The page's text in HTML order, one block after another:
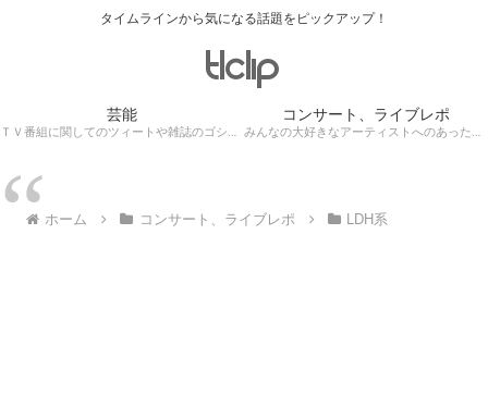
タイムラインから気になる話題をピックアップ！
芸能
ＴＶ番組に関してのツィートや雑誌のゴシップ記事、芸能人目撃情報・ロケ現場遭遇・・・
コンサート、ライブレポ
みんなの大好きなアーティストへのあったかぁ～い思いをツイッターレポートに保存！
ホーム コンサート、ライブレポ LDH系